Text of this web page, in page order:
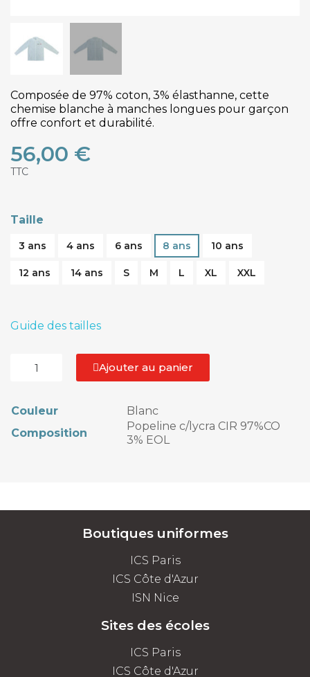
Composée de 97% coton, 3% élasthanne, cette
chemise blanche à manches longues pour garçon
offre confort et durabilité.
56,00 €
TTC
Taille
3 ans 4 ans 6 ans 8 ans 10 ans
12 ans 14 ans S M L XL XXL
Guide des tailles
Ajouter au panier
Couleur
Blanc
Composition
Popeline c/lycra CIR 97%CO
3% EOL
Boutiques uniformes
ICS Paris
ICS Côte d'Azur
ISN Nice
Sites des écoles
ICS Paris
ICS Côte d'Azur